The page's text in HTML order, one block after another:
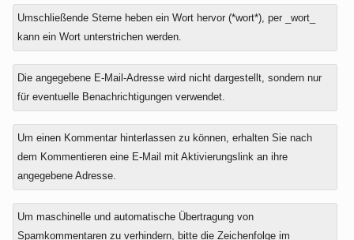
Umschließende Sterne heben ein Wort hervor (*wort*), per _wort_
kann ein Wort unterstrichen werden.
Die angegebene E-Mail-Adresse wird nicht dargestellt, sondern nur
für eventuelle Benachrichtigungen verwendet.
Um einen Kommentar hinterlassen zu können, erhalten Sie nach
dem Kommentieren eine E-Mail mit Aktivierungslink an ihre
angegebene Adresse.
Um maschinelle und automatische Übertragung von
Spamkommentaren zu verhindern, bitte die Zeichenfolge im